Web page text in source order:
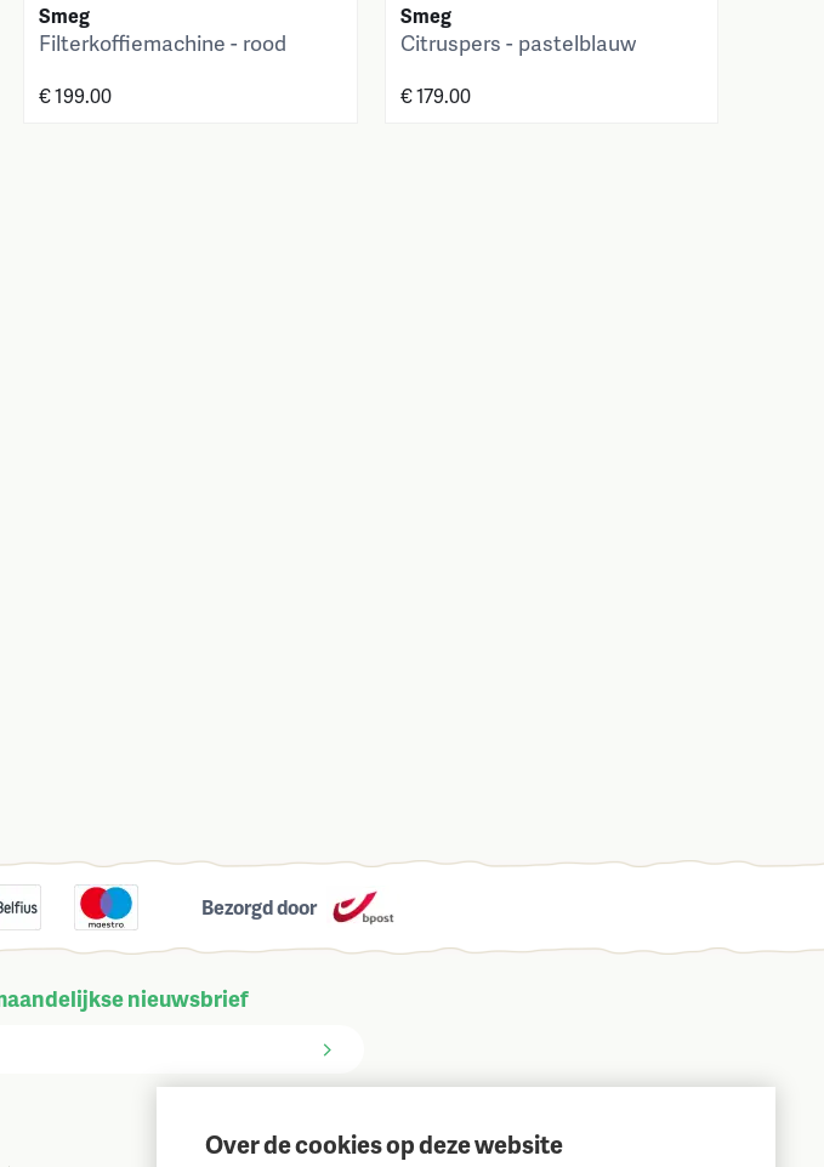
Smeg
Filterkoffiemachine - rood
€ 199.00
Smeg
Citruspers - pastelblauw
€ 179.00
Bezorgd door
nieuwsbrief
Over de cookies op deze website